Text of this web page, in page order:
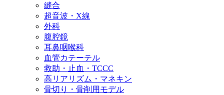
縫合
超音波・X線
外科
腹腔鏡
耳鼻咽喉科
血管カテーテル
救助・止血・TCCC
高リアリズム・マネキン
骨切り・骨削用モデル